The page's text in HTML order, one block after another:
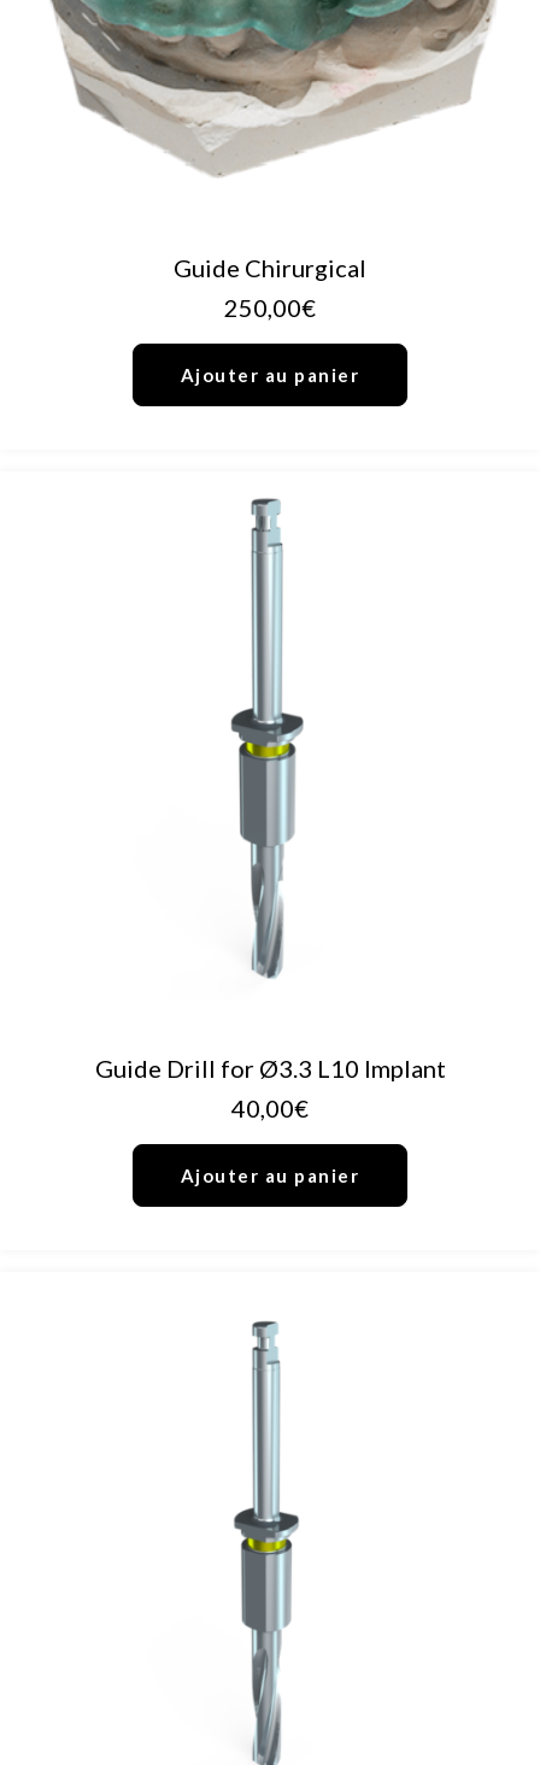
AJOUTER AU PANIER
Guide Chirurgical
250,00€
Ajouter au panier
AJOUTER AU PANIER
Guide Drill for Ø3.3 L10 Implant
40,00€
Ajouter au panier